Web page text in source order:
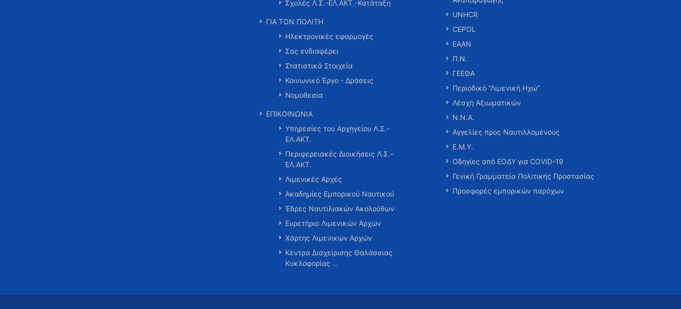
Σχολές Λ.Σ.-ΕΛ.ΑΚΤ.-Κατάταξη
ΓΙΑ ΤΟΝ ΠΟΛΙΤΗ
Ηλεκτρονικές εφαρμογές
Σας ενδιαφέρει
Στατιστικά Στοιχεία
Κοινωνικό Έργο - Δράσεις
Νομοθεσία
ΕΠΙΚΟΙΝΩΝΙΑ
Υπηρεσίες του Αρχηγείου Λ.Σ.-
ΕΛ.ΑΚΤ.
Περιφερειακές Διοικήσεις Λ.Σ.-
ΕΛ.ΑΚΤ.
Λιμενικές Αρχές
Ακαδημίες Εμπορικού Ναυτικού
Έδρες Ναυτιλιακών Ακολούθων
Ευρετήριο Λιμενικών Αρχών
Χάρτης Λιμενικών Αρχών
Κέντρα Διαχείρισης Θαλάσσιας
Κυκλοφορίας …
UNHCR
CEPOL
ΕΑΑΝ
Π.Ν.
ΓΕΕΘΑ
Περιοδικό “Λιμενική Ηχώ”
Λέσχη Αξιωματικών
Ν.Ν.Α.
Αγγελίες προς Ναυτιλλομένους
Ε.Μ.Υ.
Οδηγίες από ΕΟΔΥ για COVID-19
Γενική Γραμματεία Πολιτικής Προστασίας
Προσφορές εμπορικών παρόχων